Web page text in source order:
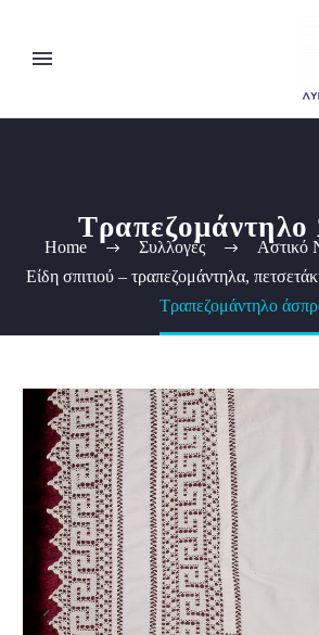
Home Συλλογές
Αστικό
Είδη σπιτιού – τραπεζομάντηλα,
Τραπεζομάντηλο